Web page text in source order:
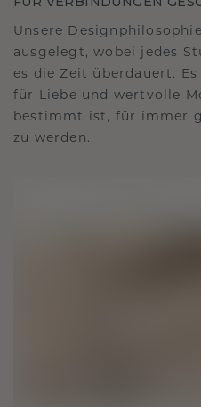
Unsere
ausgelegt, wobei jedes
es die Zeit überdauert.
für Liebe und wertvolle
bestimmt ist, für immer
zu werden.